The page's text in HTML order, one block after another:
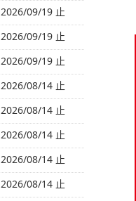
2026/09/19 止
2026/09/19 止
2026/09/19 止
2026/08/14 止
2026/08/14 止
2026/08/14 止
2026/08/14 止
2026/08/14 止